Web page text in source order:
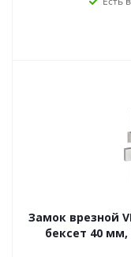
Замок врезной
бексет 40